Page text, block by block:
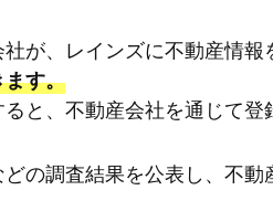
が、レインズに不動産情報
す。
と、不動産会社を通じて登
の調査結果を公表し、不